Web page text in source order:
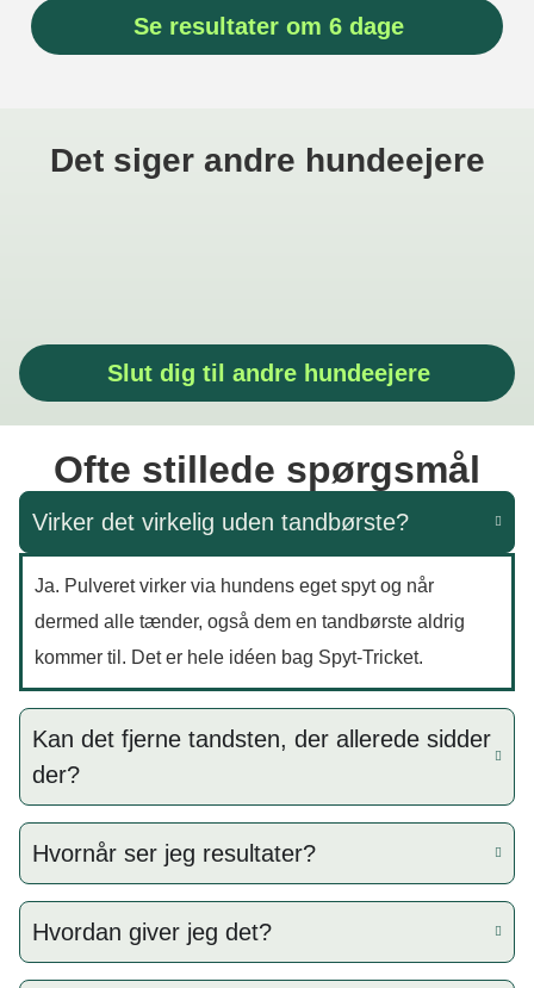
Se resultater om 6 dage
Det siger andre hundeejere
Slut dig til andre hundeejere
Ofte stillede spørgsmål
Virker det virkelig uden tandbørste?
Ja. Pulveret virker via hundens eget spyt og når
dermed alle tænder, også dem en tandbørste aldrig
kommer til. Det er hele idéen bag Spyt-Tricket.
Kan det fjerne tandsten, der allerede sidder
der?
Hvornår ser jeg resultater?
Hvordan giver jeg det?